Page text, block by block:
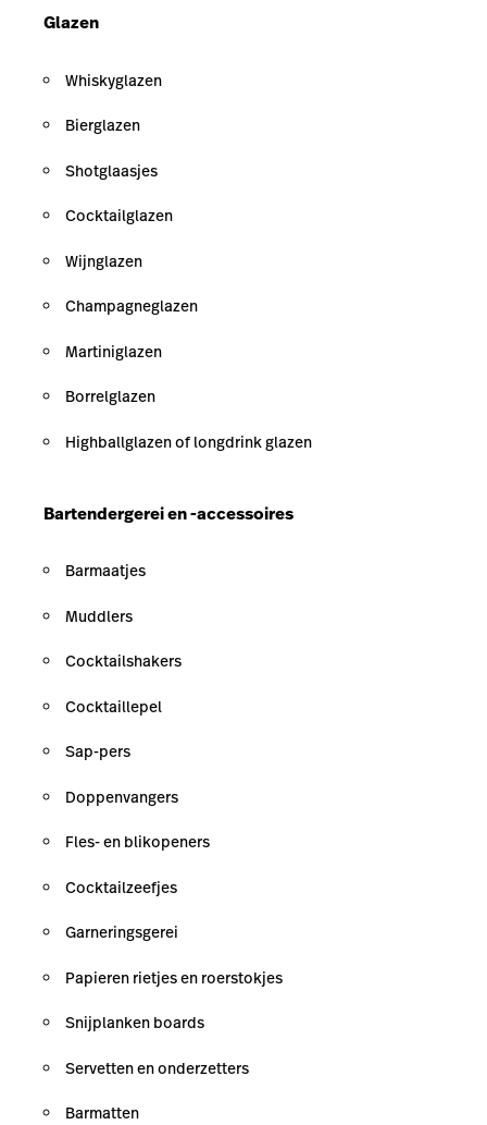
Glazen
Whiskyglazen
Bierglazen
Shotglaasjes
Cocktailglazen
Wijnglazen
Champagneglazen
Martiniglazen
Borrelglazen
Highballglazen of longdrink glazen
Bartendergerei en -accessoires
Barmaatjes
Muddlers
Cocktailshakers
Cocktaillepel
Sap-pers
Doppenvangers
Fles- en blikopeners
Cocktailzeefjes
Garneringsgerei
Papieren rietjes en roerstokjes
Snijplanken boards
Servetten en onderzetters
Barmatten